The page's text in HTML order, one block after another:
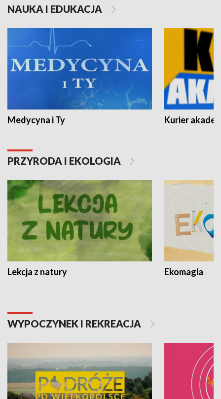
NAUKA I EDUKACJA
Medycyna i Ty Kurier
PRZYRODA I EKOLOGIA
Lekcja z natury Ekomagia
WYPOCZYNEK I REKREACJA